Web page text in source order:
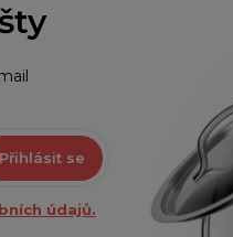
Přihlásit se
údajů.